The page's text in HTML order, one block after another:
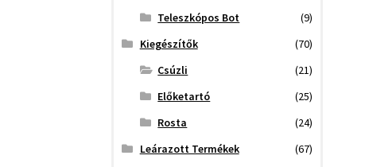
Teleszkópos Bot
(9)
Kiegészítők
(70)
Csúzli
(21)
Előketartó
(25)
Rosta
(24)
Leárazott Termékek
(67)